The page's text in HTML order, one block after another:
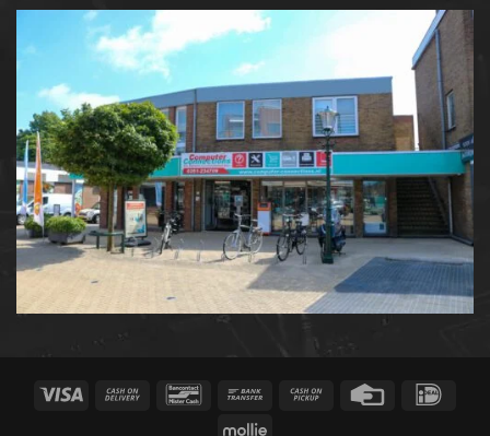
Visa
Cash
Bancontact Bank
Cash
Credit
Mollie